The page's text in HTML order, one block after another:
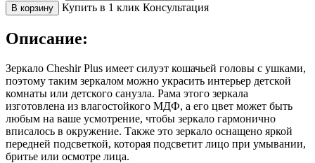
В корзину Купить в 1 клик Консультация
Описание:
Зеркало Cheshir Plus имеет силуэт кошачьей головы с ушками,
поэтому таким зеркалом можно украсить интерьер детской
комнаты или детского санузла. Рама этого зеркала
изготовлена из влагостойкого МДФ, а его цвет может быть
любым на ваше усмотрение, чтобы зеркало гармонично
вписалось в окружение. Также это зеркало оснащено яркой
передней подсветкой, которая подсветит лицо при умывании,
бритье или осмотре лица.